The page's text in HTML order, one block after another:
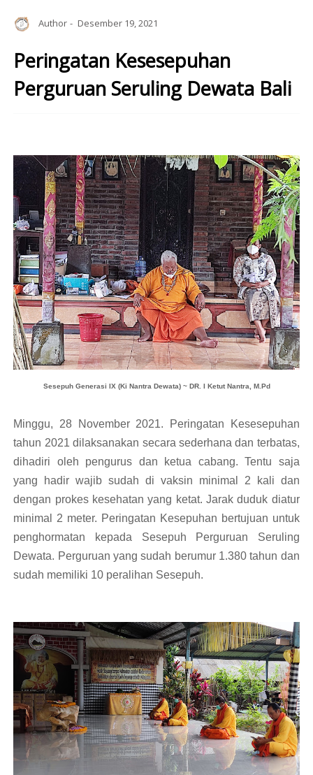
Author Desember 19, 2021
Peringatan Kesesepuhan
Perguruan Seruling Dewata Bali
Sesepuh Generasi IX (Ki Nantra Dewata) ~ DR. I Ketut Nantra, M.Pd
Minggu, 28 November 2021. Peringatan Kesesepuhan
tahun 2021 dilaksanakan secara sederhana dan terbatas,
dihadiri oleh pengurus dan ketua cabang. Tentu saja
yang hadir wajib sudah di vaksin minimal 2 kali dan
dengan prokes kesehatan yang ketat. Jarak duduk diatur
minimal 2 meter. Peringatan Kesepuhan bertujuan untuk
penghormatan kepada Sesepuh Perguruan Seruling
Dewata. Perguruan yang sudah berumur 1.380 tahun dan
sudah memiliki 10 peralihan Sesepuh.